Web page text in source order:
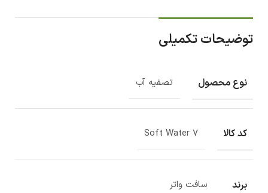
توضیحات تکمیلی
نوع محصول تصفیه آب
کد کالا Soft Water 7
برند سافت واتر